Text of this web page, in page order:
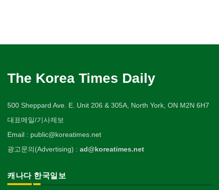
The Korea Times Daily
500 Sheppard Ave. E. Unit 206 & 305A, North York, ON M2N 6H7
대표메일/기사제보
Email : public@koreatimes.net
광고문의(Advertising) : ad@koreatimes.net
캐나다 한국일보